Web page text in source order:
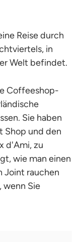
Reise durch
in
Welt befindet.
Coffeeshop-
Sie haben
Shop und den
d'Ami, zu
wie man einen
Joint rauchen
wenn Sie